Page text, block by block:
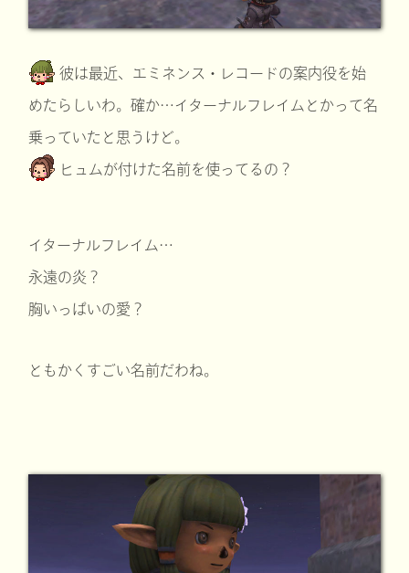
彼は最近、エミネンス・レコードの案内役を始
めたらしいわ。確か…イターナルフレイムとかって名
乗っていたと思うけど。
ヒュムが付けた名前を使ってるの？
イターナルフレイム…
永遠の炎？
胸いっぱいの愛？
ともかくすごい名前だわね。